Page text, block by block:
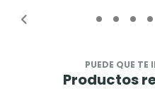
PUEDE QUE TE
Productos